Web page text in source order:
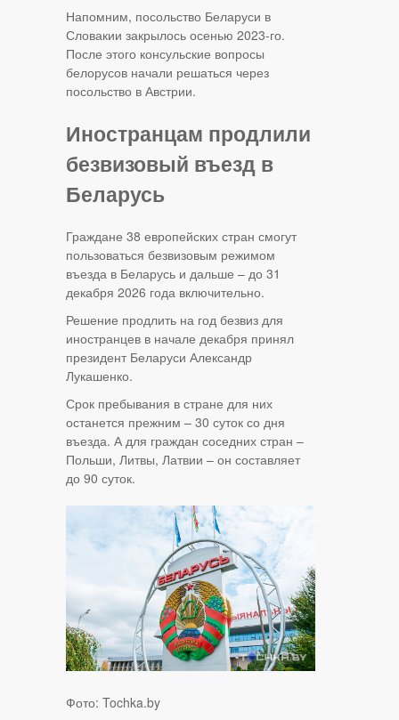
Напомним, посольство Беларуси в
Словакии закрылось осенью 2023-го.
После этого консульские вопросы
белорусов начали решаться через
посольство в Австрии.
Иностранцам продлили
безвизовый въезд в
Беларусь
Граждане 38 европейских стран смогут
пользоваться безвизовым режимом
въезда в Беларусь и дальше – до 31
декабря 2026 года включительно.
Решение продлить на год безвиз для
иностранцев в начале декабря принял
президент Беларуси Александр
Лукашенко.
Срок пребывания в стране для них
останется прежним – 30 суток со дня
въезда. А для граждан соседних стран –
Польши, Литвы, Латвии – он составляет
до 90 суток.
Фото: Tochka.by